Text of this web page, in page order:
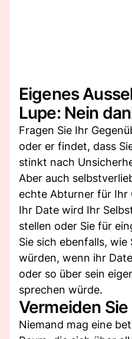
Eigenes
Lupe: Nein
Fragen Sie Ihr
oder er findet, dass
stinkt nach
Aber auch
echte Abturner für Ihr
Ihr Date wird Ihr
stellen oder Sie für
Sie sich ebenfalls, wie
würden, wenn ihr
oder so über sein
sprechen würde.
Vermeiden
Niemand mag eine